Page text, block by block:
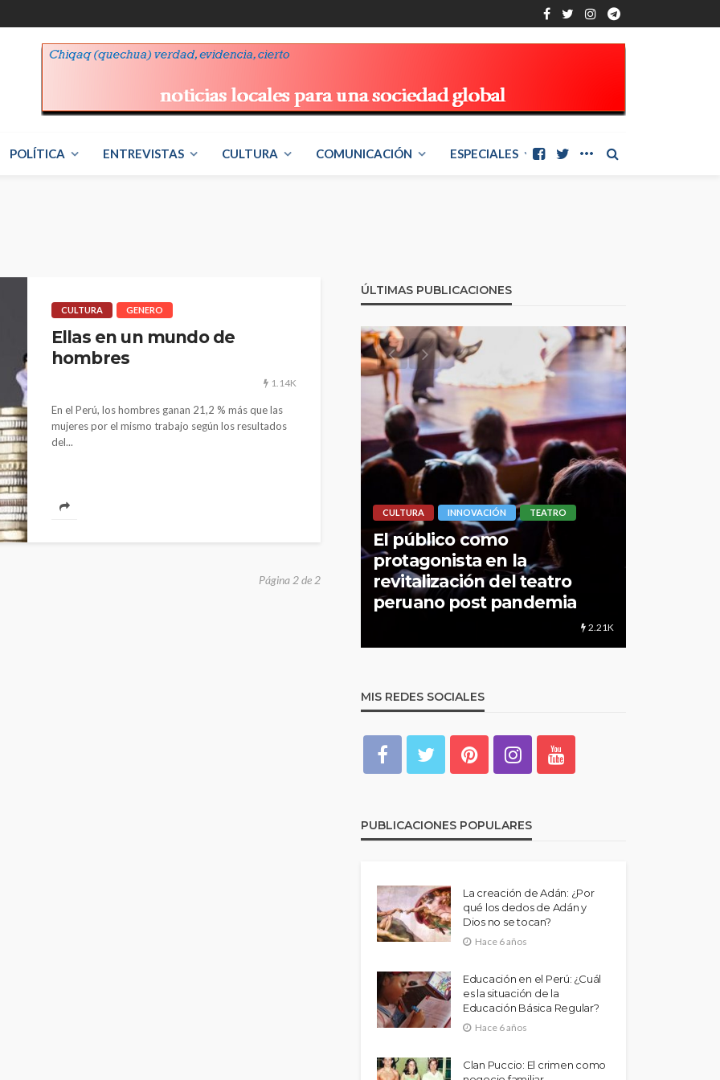
POLÍTICA ENTREVISTAS CULTURA COMUNICACIÓN ESPECIALES
CULTURA GENERO
Ellas en un mundo de
hombres
1.14K
En el Perú, los hombres ganan 21,2 % más que las
mujeres por el mismo trabajo según los resultados
del...
Página 2 de 2
ÚLTIMAS PUBLICACIONES
POLÍTICA
INNOVACIÓN TEATRO
El público como
protagonista en la
revitalización del teatro
peruano post pandemia
LIMA HIPERLOCAL
UNMSM: Cuando una
institución brinda
educación
MIS REDES SOCIALES
PUBLICACIONES POPULARES
La creación de Adán: ¿Por
qué los dedos de Adán y
Dios no se tocan?
Hace 6 años
Educación en el Perú: ¿Cuál
es la situación de la
Educación Básica Regular?
Hace 6 años
Clan Puccio: El crimen como